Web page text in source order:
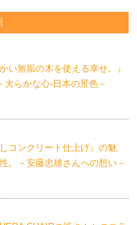
い無垢の木を使える幸せ。』
大らかな心-日本の景色－
コンクリート仕上げ』の魅
。－安藤忠雄さんへの想い－